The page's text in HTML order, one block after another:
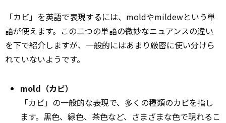
「カビ」を英語で表現するには、moldやmildewという単
語が使えます。この二つの単語の微妙なニュアンスの違い
を下で紹介しますが、一般的にはあまり厳密に使い分けら
れていないようです。
mold（カビ）
「カビ」の一般的な表現で、多くの種類のカビを指し
ます。黒色、緑色、茶色など、さまざまな色で現れるこ